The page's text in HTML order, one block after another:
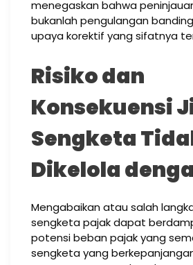
menegaskan bahwa
bukanlah pengulangan
upaya korektif yang sifatnya
Risiko dan
Konsekuensi
Sengketa
Dikelola
Mengabaikan atau salah
sengketa pajak dapat
potensi beban pajak yang
sengketa yang